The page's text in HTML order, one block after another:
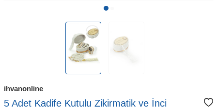
ihvanonline
5 Adet Kadife Kutulu Zikirmatik ve İnci